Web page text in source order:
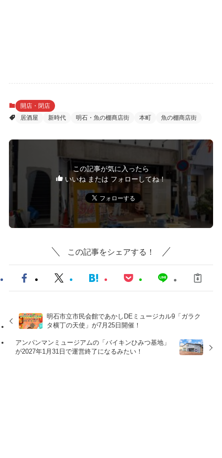
開店・閉店
居酒屋
新時代 明石・魚の棚商店街 本町 魚の棚商店街
この記事が気に入ったら
いいね または フォローしてね！
この記事をシェアする！
明石市立市民会館であかしDEミュージカル9「ガラク
タ横丁の天使」が7月25日開催！
アンパンマンミュージアムの「バイキンひみつ基地」
が2027年1月31日で運営終了になるみたい！